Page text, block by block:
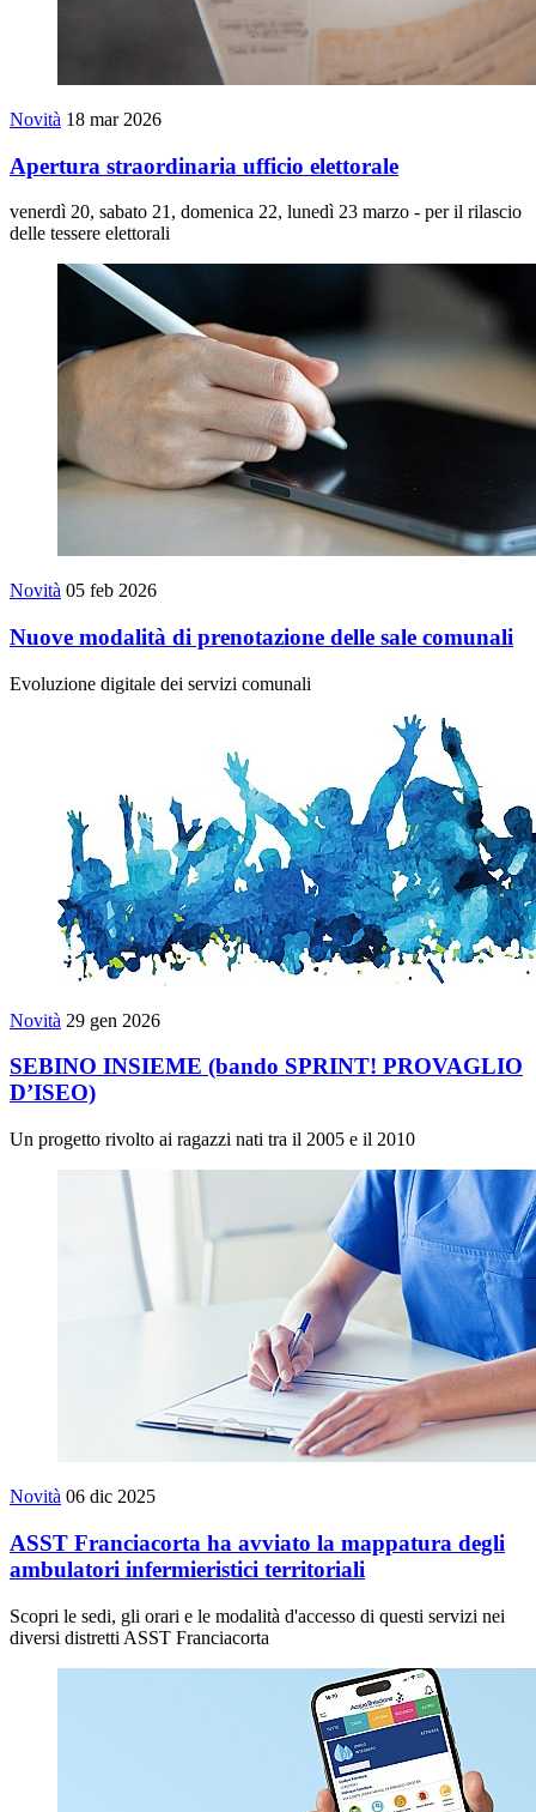
Novità 18 mar 2026
Apertura straordinaria ufficio elettorale
venerdì 20, sabato 21, domenica 22, lunedì 23 marzo - per il rilascio
delle tessere elettorali
Novità 05 feb 2026
Nuove modalità di prenotazione delle sale comunali
Evoluzione digitale dei servizi comunali
Novità 29 gen 2026
SEBINO INSIEME (bando SPRINT! PROVAGLIO
D’ISEO)
Un progetto rivolto ai ragazzi nati tra il 2005 e il 2010
Novità 06 dic 2025
ASST Franciacorta ha avviato la mappatura degli
ambulatori infermieristici territoriali
Scopri le sedi, gli orari e le modalità d'accesso di questi servizi nei
diversi distretti ASST Franciacorta